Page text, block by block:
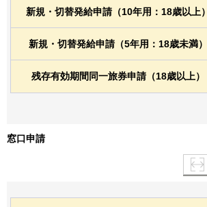
新規・切替発給申請（10年用：18歳以上）
新規・切替発給申請（5年用：18歳未満）
残存有効期間同一旅券申請（18歳以上）
窓口申請